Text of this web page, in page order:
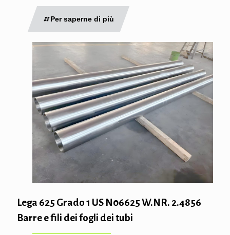
Per saperne di più
Lega 625 Grado 1 US N06625 W.NR. 2.4856
Barre e fili dei fogli dei tubi